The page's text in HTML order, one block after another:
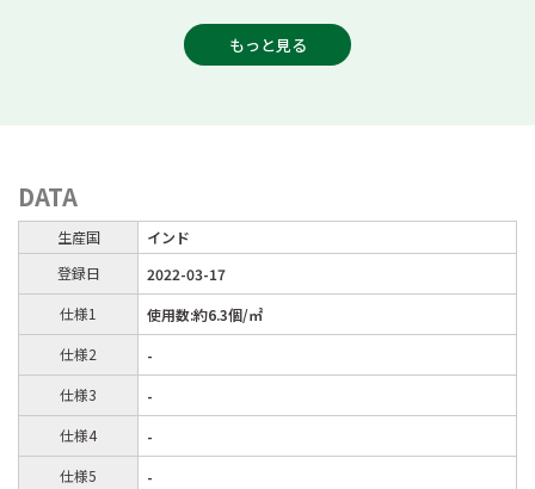
もっと見る
DATA
生産国
インド
登録日
2022-03-17
仕様1
使用数:約6.3個/㎡
仕様2
-
仕様3
-
仕様4
-
仕様5
-